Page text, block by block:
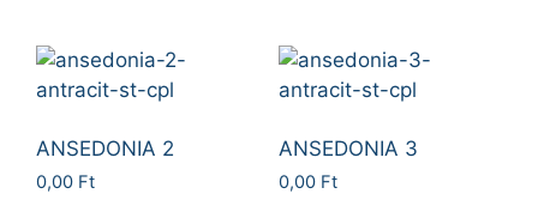
ANSEDONIA 2
0,00 Ft
ANSEDONIA 3
0,00 Ft